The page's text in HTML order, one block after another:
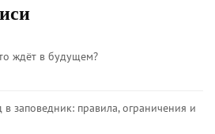
ждёт в будущем?
заповедник: правила, ограничения и